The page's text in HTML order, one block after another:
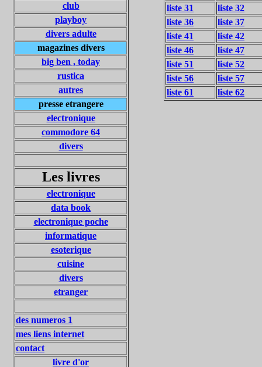
club
playboy
divers adulte
magazines divers
big ben , today
rustica
autres
presse etrangere
electronique
commodore 64
divers
Les livres
electronique
data book
electronique poche
informatique
esoterique
cuisine
divers
etranger
des numeros 1
mes liens internet
contact
livre d'or
liste 31
liste 32
liste 36
liste 37
liste 41
liste 42
liste 46
liste 47
liste 51
liste 52
liste 56
liste 57
liste 61
liste 62